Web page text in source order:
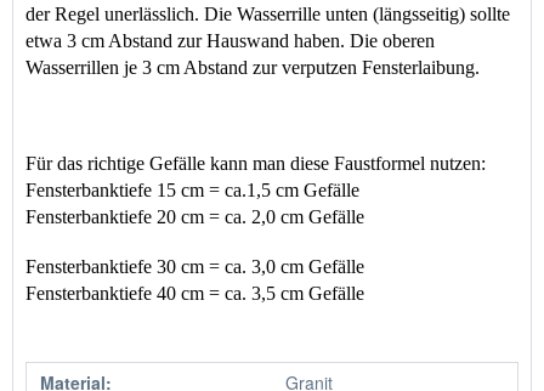
der Regel unerlässlich. Die Wasserrille unten (längsseitig) sollte
etwa 3 cm Abstand zur Hauswand haben. Die oberen
Wasserrillen je 3 cm Abstand zur verputzen Fensterlaibung.
Für das richtige Gefälle kann man diese Faustformel nutzen:
Fensterbanktiefe 15 cm = ca.1,5 cm Gefälle
Fensterbanktiefe 20 cm = ca. 2,0 cm Gefälle
Fensterbanktiefe 30 cm = ca. 3,0 cm Gefälle
Fensterbanktiefe 40 cm = ca. 3,5 cm Gefälle
Material:
Granit